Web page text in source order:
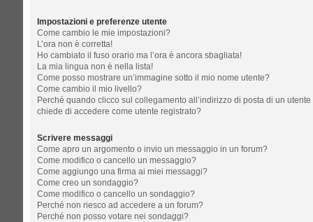
Impostazioni e preferenze utente
Come cambio le mie impostazioni?
L’ora non è corretta!
Ho cambiato il fuso orario ma l’ora è ancora sbagliata!
La mia lingua non è nella lista!
Come posso mostrare un’immagine sotto il mio nome utente?
Come cambio il mio livello?
Perché quando clicco sul collegamento all’indirizzo di posta di un utente
chiede di accedere come utente registrato?
Scrivere messaggi
Come apro un argomento o invio un messaggio in un forum?
Come modifico o cancello un messaggio?
Come aggiungo una firma ai miei messaggi?
Come creo un sondaggio?
Come modifico o cancello un sondaggio?
Perché non riesco ad accedere a un forum?
Perché non posso votare nei sondaggi?